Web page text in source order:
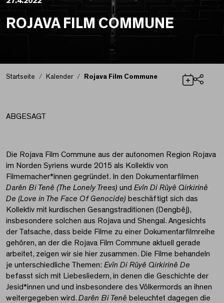
ROJAVA FILM COMMUNE
Startseite Kalender Rojava Film Commune
Rojava Film Commune
ABGESAGT
Die Rojava Film Commune aus der autonomen Region Rojava
im Norden Syriens wurde 2015 als Kollektiv von
Filmemacher*innen gegründet. In den Dokumentarfilmen
Darên Bi Tenê (The Lonely Trees) und Evîn Di Rûyê Qirkirinê
De (Love in The Face Of Genocide) beschäftigt sich das
Kollektiv mit kurdischen Gesangstraditionen (Dengbêj),
insbesondere solchen aus Rojava und Shengal. Angesichts
der Tatsache, dass beide Filme zu einer Dokumentarfilmreihe
gehören, an der die Rojava Film Commune aktuell gerade
arbeitet, zeigen wir sie hier zusammen. Die Filme behandeln
je unterschiedliche Themen: Evîn Di Rûyê Qirkirinê De
befasst sich mit Liebesliedern, in denen die Geschichte der
Jesid*innen und und insbesondere des Völkermords an ihnen
weitergegeben wird. Darên Bi Tenê beleuchtet dagegen die